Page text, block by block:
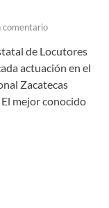
comentario
de Locutores
actuación en el
Zacatecas
mejor conocido